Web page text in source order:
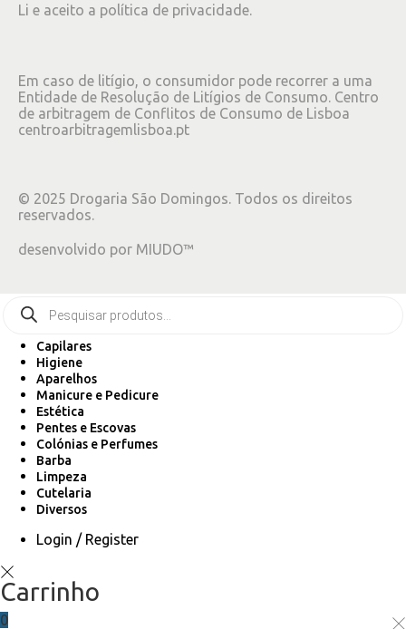
Li e aceito a política de privacidade.
Em caso de litígio, o consumidor pode recorrer a uma
Entidade de Resolução de Litígios de Consumo. Centro
de arbitragem de Conflitos de Consumo de Lisboa
centroarbitragemlisboa.pt
© 2025 Drogaria São Domingos. Todos os direitos
reservados.
desenvolvido por MIUDO™
Capilares
Higiene
Aparelhos
Manicure e Pedicure
Estética
Pentes e Escovas
Colónias e Perfumes
Barba
Limpeza
Cutelaria
Diversos
Login / Register
Carrinho
0